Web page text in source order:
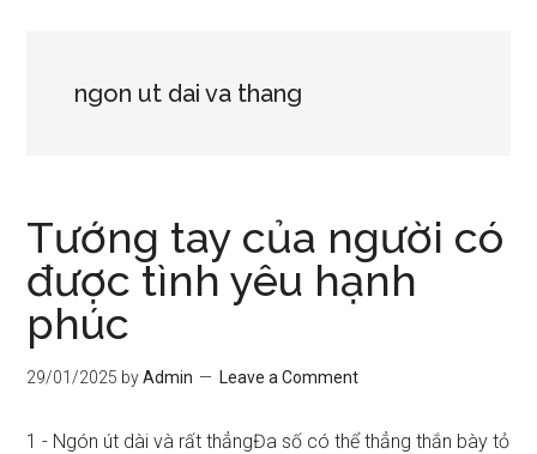
ngon ut dai va thang
Tướng tay của người có
được tình yêu hạnh
phúc
29/01/2025 byAdmin Leave a Comment
1 - Ngón út dài và rất thẳngĐa số có thể thẳng thắn bày tỏ